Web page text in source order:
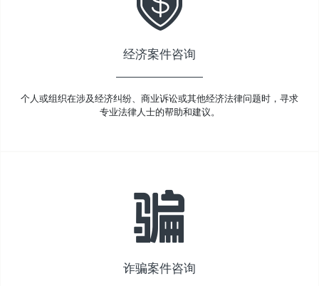
经济案件咨询
个人或组织在涉及经济纠纷、商业诉讼或其他经济法律问题时，寻求
专业法律人士的帮助和建议。
诈骗案件咨询